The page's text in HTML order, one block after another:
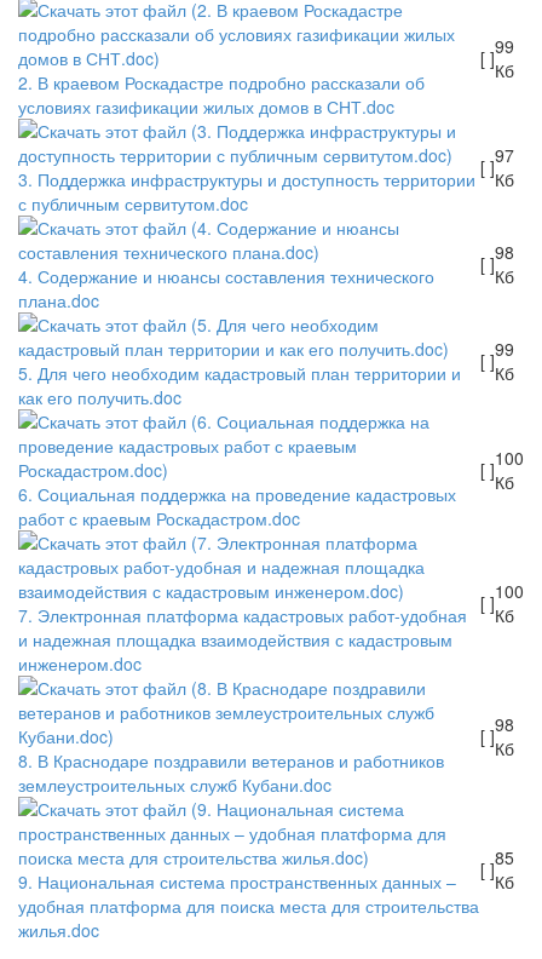
2. В краевом Роскадастре подробно рассказали об
условиях газификации жилых домов в СНТ.doc
[ ]99
Кб
3. Поддержка инфраструктуры и доступность территории
с публичным сервитутом.doc
[ ]97
Кб
4. Содержание и нюансы составления технического
плана.doc
[ ]98
Кб
5. Для чего необходим кадастровый план территории и
как его получить.doc
[ ]99
Кб
6. Социальная поддержка на проведение кадастровых
работ с краевым Роскадастром.doc
[ ]100
Кб
7. Электронная платформа кадастровых работ-удобная
и надежная площадка взаимодействия с кадастровым
инженером.doc
[ ]100
Кб
8. В Краснодаре поздравили ветеранов и работников
землеустроительных служб Кубани.doc
[ ]98
Кб
9. Национальная система пространственных данных –
удобная платформа для поиска места для строительства
жилья.doc
[ ]85
Кб